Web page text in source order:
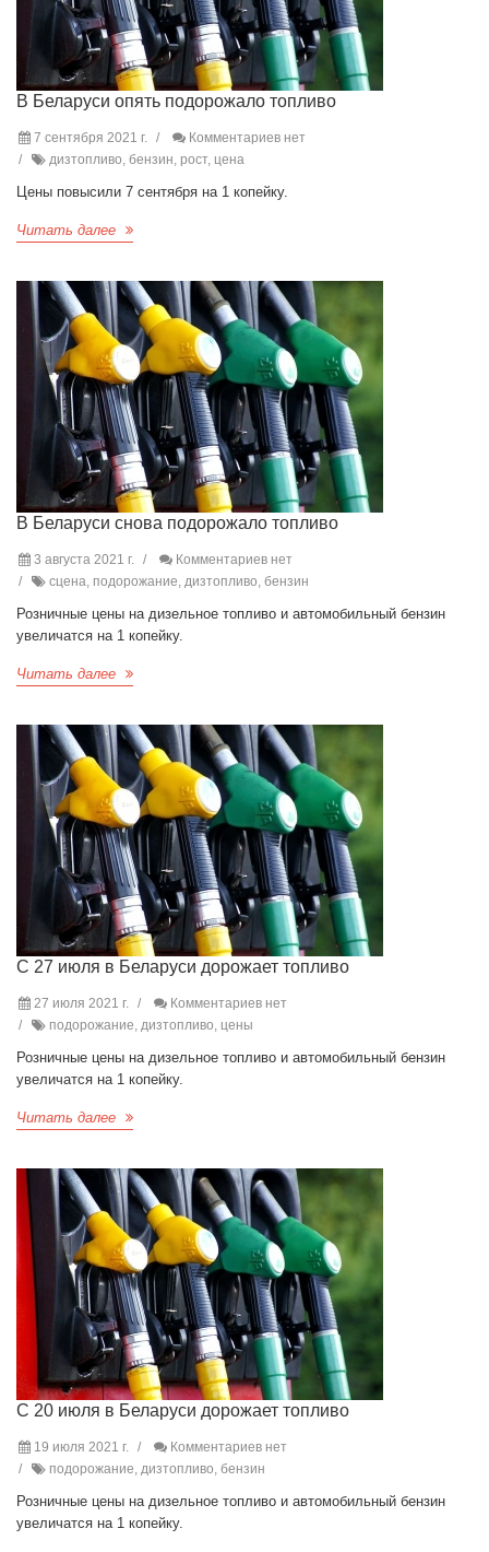
В Беларуси опять подорожало топливо
7 сентября 2021 г.
Комментариев нет
дизтопливо, бензин, рост, цена
Цены повысили 7 сентября на 1 копейку.
Читать далее
В Беларуси снова подорожало топливо
3 августа 2021 г.
Комментариев нет
сцена, подорожание, дизтопливо, бензин
Розничные цены на дизельное топливо и автомобильный бензин
увеличатся на 1 копейку.
Читать далее
С 27 июля в Беларуси дорожает топливо
27 июля 2021 г.
Комментариев нет
подорожание, дизтопливо, цены
Розничные цены на дизельное топливо и автомобильный бензин
увеличатся на 1 копейку.
Читать далее
С 20 июля в Беларуси дорожает топливо
19 июля 2021 г.
Комментариев нет
подорожание, дизтопливо, бензин
Розничные цены на дизельное топливо и автомобильный бензин
увеличатся на 1 копейку.